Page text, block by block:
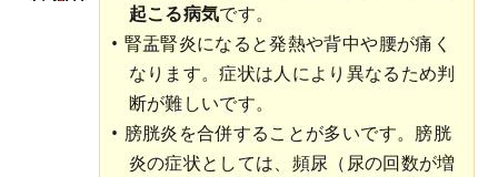
起こる病気です。
腎盂腎炎になると発熱や背中や腰が痛く
なります。症状は人により異なるため判
断が難しいです。
膀胱炎を合併することが多いです。膀胱
炎の症状としては、頻尿（尿の回数が増